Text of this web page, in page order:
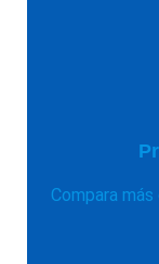
Compara más